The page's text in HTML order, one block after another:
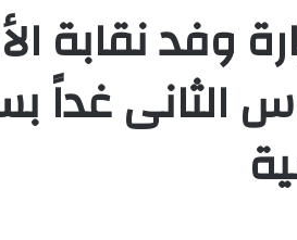
وفد نقابة
الثانى غداً